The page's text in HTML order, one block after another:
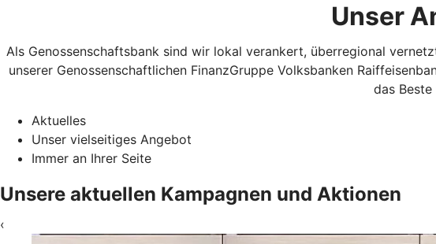
Unser
Als Genossenschaftsbank sind wir lokal verankert, überregional
unserer Genossenschaftlichen FinanzGruppe Volksbanken
das
Aktuelles
Unser vielseitiges Angebot
Immer an Ihrer Seite
Unsere aktuellen Kampagnen und Aktionen
‹